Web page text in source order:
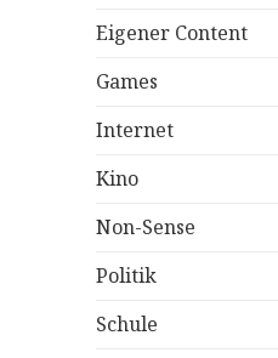
Eigener Content
Games
Internet
Kino
Non-Sense
Politik
Schule